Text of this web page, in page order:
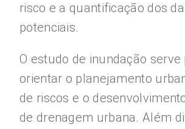
risco e a quantificação dos
potenciais.
O estudo de inundação serve
orientar o planejamento
de riscos e o
de drenagem urbana. Além